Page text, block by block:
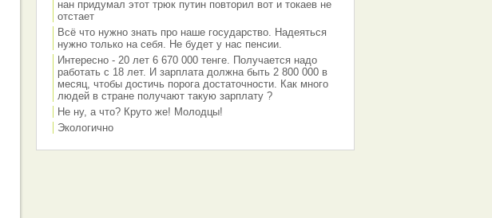
нан придумал этот трюк путин повторил вот и токаев не
отстает
Всё что нужно знать про наше государство. Надеяться
нужно только на себя. Не будет у нас пенсии.
Интересно - 20 лет 6 670 000 тенге. Получается надо
работать с 18 лет. И зарплата должна быть 2 800 000 в
месяц, чтобы достичь порога достаточности. Как много
людей в стране получают такую зарплату ?
Не ну, а что? Круто же! Молодцы!
Экологично